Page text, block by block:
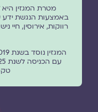
מטרת המגזין היא
באמצעות הנגשת ידע
רווקות, אירוסין, חיי